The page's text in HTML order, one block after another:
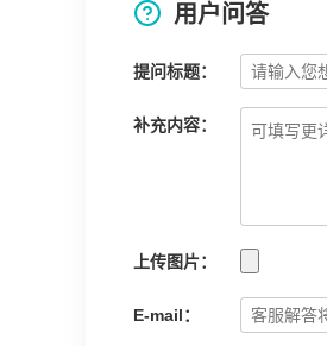
用户问答
提问标题：
补充内容：
上传图片：
E-mail：